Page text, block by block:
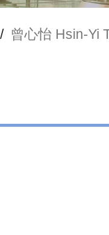
/ 曾心怡 Hsin-Yi